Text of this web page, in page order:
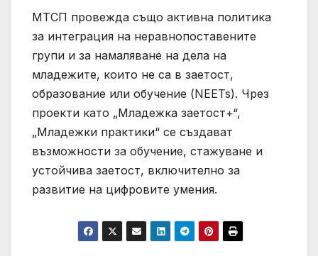
МТСП провежда също активна политика
за интеграция на неравнопоставените
групи и за намаляване на дела на
младежите, които не са в заетост,
образование или обучение (NEETs). Чрез
проекти като „Младежка заетост+“,
„Младежки практики“ се създават
възможности за обучение, стажуване и
устойчива заетост, включително за
развитие на цифровите умения.